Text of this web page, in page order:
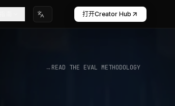
选择语言
打开Creator Hub
→READ THE EVAL METHODOLOGY